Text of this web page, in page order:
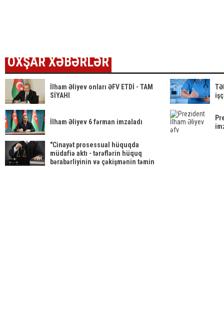
OXŞAR XƏBƏRLƏR
İlham Əliyev onları ƏFV ETDİ - TAM
SİYAHI
İlham Əliyev 6 fərman imzaladı
"Cinayət prosessual hüquqda
müdafiə aktı - tərəflərin hüquq
bərabərliyinin və çəkişmənin təmin